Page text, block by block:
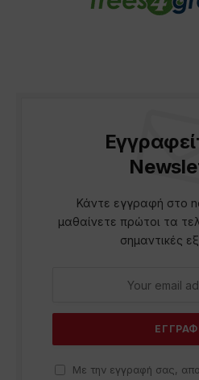
Κάντε εγγραφή στο
μαθαίνετε πρώτοι τα
σημαντικές
Με την εγγραφή σας,